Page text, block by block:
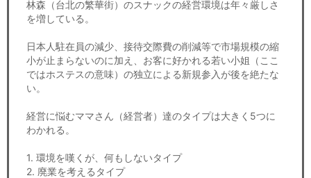
林森（台北の繁華街）のスナックの経営環境は年々厳しさ
を増している。
日本人駐在員の減少、接待交際費の削減等で市場規模の縮
小が止まらないのに加え、お客に好かれる若い小姐（ここ
ではホステスの意味）の独立による新規参入が後を絶たな
い。
経営に悩むママさん（経営者）達のタイプは大きく5つに
わかれる。
1. 環境を嘆くが、何もしないタイプ
2. 廃業を考えるタイプ